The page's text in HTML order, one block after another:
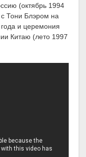
(октябрь 1994
с Тони Блэром на
и церемония
Китаю (лето 1997